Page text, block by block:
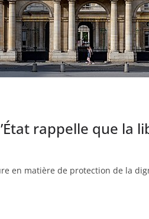
rappelle que la
en matière de protection de la